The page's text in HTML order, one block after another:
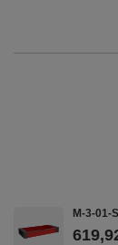
M-3-01-